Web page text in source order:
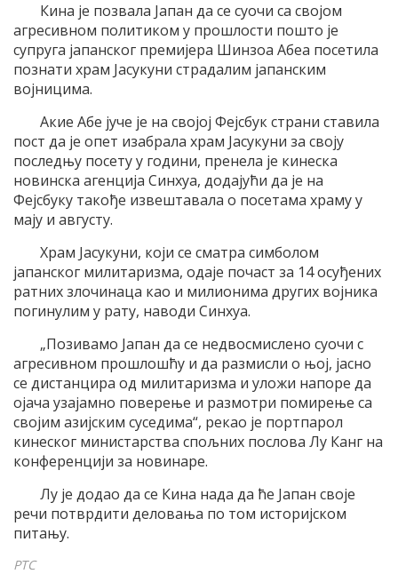
Кина је позвала Јапан да се суочи са својом
агресивном политиком у прошлости пошто је
супруга јапанског премијера Шинзоа Абеа посетила
познати храм Јасукуни страдалим јапанским
војницима.
Акие Абе јуче је на својој Фејсбук страни ставила
пост да је опет изабрала храм Јасукуни за своју
последњу посету у години, пренела је кинеска
новинска агенција Синхуа, додајући да је на
Фејсбуку такође извештавала о посетама храму у
мају и августу.
Храм Јасукуни, који се сматра симболом
јапанског милитаризма, одаје почаст за 14 осуђених
ратних злочинаца као и милионима других војника
погинулим у рату, наводи Синхуа.
„Позивамо Јапан да се недвосмислено суочи с
агресивном прошлошћу и да размисли о њој, јасно
се дистанцира од милитаризма и уложи напоре да
ојача узајамно поверење и размотри помирење са
својим азијским суседима“, рекао је портпарол
кинеског министарства спољних послова Лу Канг на
конференцији за новинаре.
Лу је додао да се Кина нада да ће Јапан своје
речи потврдити деловања по том историјском
питању.
РТС